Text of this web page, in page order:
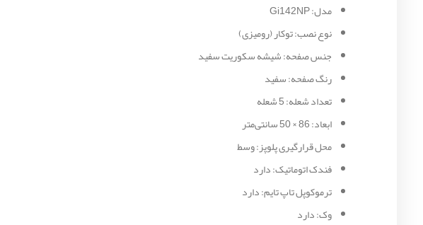
مدل: Gi142NP
نوع نصب: توکار (رومیزی)
جنس صفحه: شیشه سکوریت سفید
رنگ صفحه: سفید
تعداد شعله: 5 شعله
ابعاد: 86 × 50 سانتی‌متر
محل قرارگیری پلوپز: وسط
فندک اتوماتیک: دارد
ترموکوپل تاپ تایم: دارد
وک: دارد